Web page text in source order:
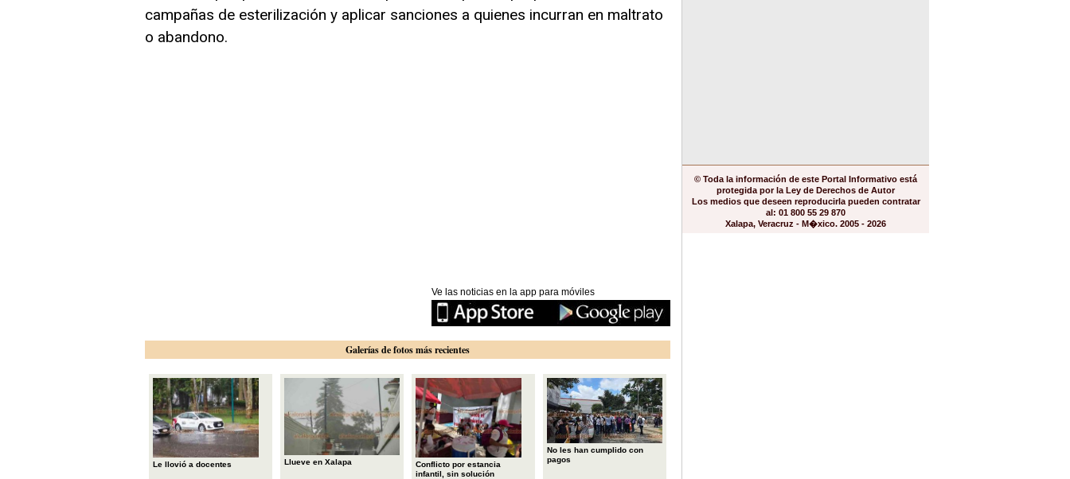
campañas de esterilización y aplicar sanciones a quienes incurran en maltrato
o abandono.
Ve las noticias en la app para móviles
Galerías de fotos más recientes
Le llovió a docentes Llueve en Xalapa
Conflicto por estancia
infantil, sin solución
No les han cumplido con
pagos
© Toda la información de este Portal Informativo está
protegida por la Ley de Derechos de Autor
Los medios que deseen reproducirla pueden contratar
al: 01 800 55 29 870
Xalapa, Veracruz - M�xico. 2005 - 2026